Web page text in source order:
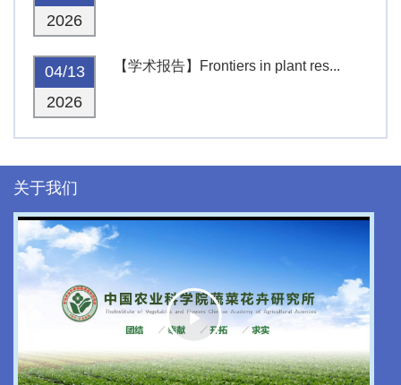
2026
04/13
2026
【学术报告】Frontiers in plant res...
关于我们
Play